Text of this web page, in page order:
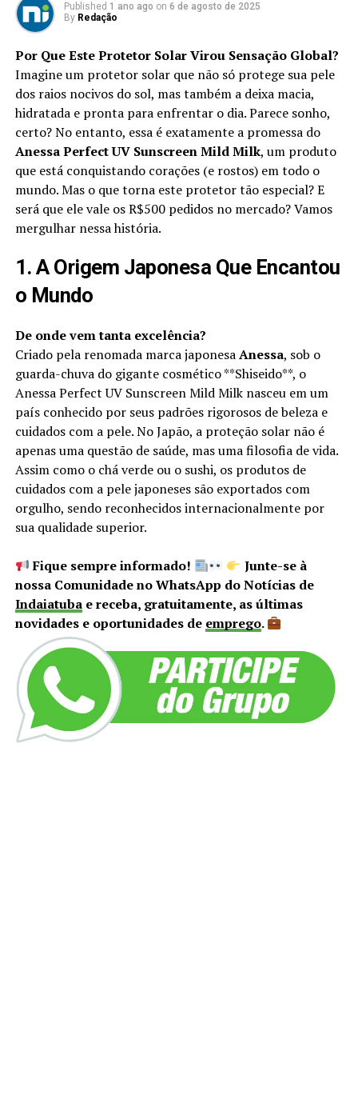
Published 1 ano ago on 6 de agosto de 2025
By Redação
Por Que Este Protetor Solar Virou Sensação Global?
Imagine um protetor solar que não só protege sua pele
dos raios nocivos do sol, mas também a deixa macia,
hidratada e pronta para enfrentar o dia. Parece sonho,
certo? No entanto, essa é exatamente a promessa do
Anessa Perfect UV Sunscreen Mild Milk, um produto
que está conquistando corações (e rostos) em todo o
mundo. Mas o que torna este protetor tão especial? E
será que ele vale os R$500 pedidos no mercado? Vamos
mergulhar nessa história.
1. A Origem Japonesa Que Encantou
o Mundo
De onde vem tanta excelência?
Criado pela renomada marca japonesaAnessa, sob o
guarda-chuva do gigante cosmético **Shiseido**, o
Anessa Perfect UV Sunscreen Mild Milk nasceu em um
país conhecido por seus padrões rigorosos de beleza e
cuidados com a pele. No Japão, a proteção solar não é
apenas uma questão de saúde, mas uma filosofia de vida.
Assim como o chá verde ou o sushi, os produtos de
cuidados com a pele japoneses são exportados com
orgulho, sendo reconhecidos internacionalmente por
sua qualidade superior.
Fique sempre informado!
Junte-se à
nossa Comunidade no WhatsApp do Notícias de
Indaiatubae receba, gratuitamente, as últimas
novidades e oportunidades de emprego.